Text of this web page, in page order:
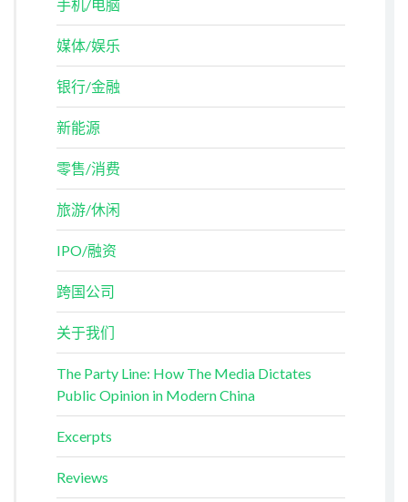
手机/电脑
媒体/娱乐
银行/金融
新能源
零售/消费
旅游/休闲
IPO/融资
跨国公司
关于我们
The Party Line: How The Media Dictates
Public Opinion in Modern China
Excerpts
Reviews